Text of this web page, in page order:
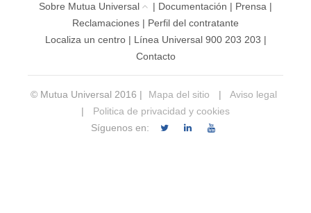
Sobre Mutua Universal | Documentación | Prensa |
Reclamaciones | Perfil del contratante
Localiza un centro| Línea Universal 900 203 203 |
Contacto
© Mutua Universal 2016 | Mapa del sitio |
Aviso legal
|
Politica de privacidad y cookies
Síguenos en: